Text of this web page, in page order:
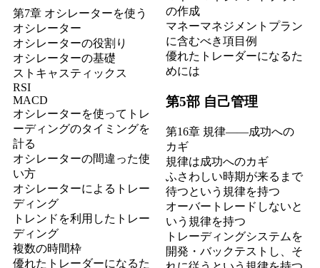
第7章 オシレーターを使う
オシレーター
オシレーターの役割り
オシレーターの基礎
ストキャスティックス
RSI
MACD
オシレーターを使ってトレ
ーディングのタイミングを
計る
オシレーターの間違った使
い方
オシレーターによるトレー
ディング
トレンドを利用したトレー
ディング
複数の時間枠
優れたトレーダーになるた
の作成
マネーマネジメントプラン
に含むべき項目例
優れたトレーダーになるた
めには
第5部 自己管理
第16章 規律――成功への
カギ
規律は成功へのカギ
ふさわしい時期が来るまで
待つという規律を持つ
オーバートレードしないと
いう規律を持つ
トレーディングシステムを
開発・バックテストし、そ